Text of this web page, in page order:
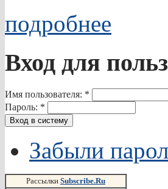
подробнее
Вход для
Имя пользователя: *
Пароль: *
Забыли
Рассылки Subscribe.Ru